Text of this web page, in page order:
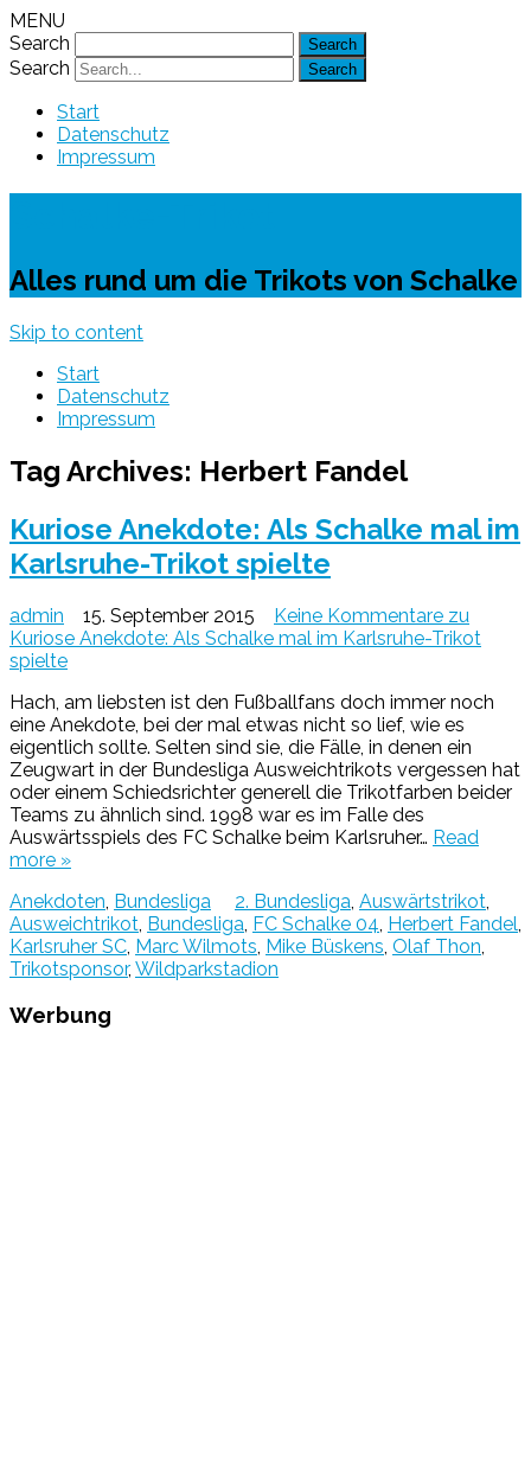
MENU
Search
Search
Start
Datenschutz
Impressum
Alles rund um die Trikots von Schalke
Skip to content
Start
Datenschutz
Impressum
Tag Archives: Herbert Fandel
Kuriose Anekdote: Als Schalke mal im
Karlsruhe-Trikot spielte
admin 15. September 2015 Keine Kommentare zu
Kuriose Anekdote: Als Schalke mal im Karlsruhe-Trikot
spielte
Hach, am liebsten ist den Fußballfans doch immer noch
eine Anekdote, bei der mal etwas nicht so lief, wie es
eigentlich sollte. Selten sind sie, die Fälle, in denen ein
Zeugwart in der Bundesliga Ausweichtrikots vergessen hat
oder einem Schiedsrichter generell die Trikotfarben beider
Teams zu ähnlich sind. 1998 war es im Falle des
Auswärtsspiels des FC Schalke beim Karlsruher… Read
more »
Anekdoten Bundesliga 2. Bundesliga Auswärtstrikot
Ausweichtrikot Bundesliga FC Schalke 04 Herbert Fandel
Karlsruher SC Marc Wilmots Mike Büskens Olaf Thon
Trikotsponsor, Wildparkstadion
Werbung